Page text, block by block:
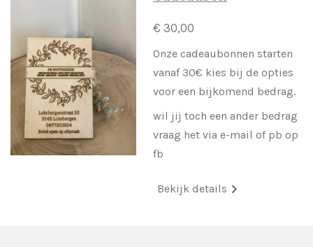
€ 30,00
Onze cadeaubonnen starten
vanaf 30€ kies bij de opties
voor een bijkomend bedrag.
wil jij toch een ander bedrag
vraag het via e-mail of pb op
fb
Bekijk details